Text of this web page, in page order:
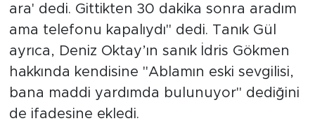
ara' dedi. Gittikten 30 dakika sonra aradım
ama telefonu kapalıydı" dedi. Tanık Gül
ayrıca, Deniz Oktay’ın sanık İdris Gökmen
hakkında kendisine "Ablamın eski sevgilisi,
bana maddi yardımda bulunuyor" dediğini
de ifadesine ekledi.